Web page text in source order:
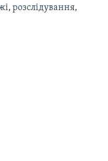
розслідування,